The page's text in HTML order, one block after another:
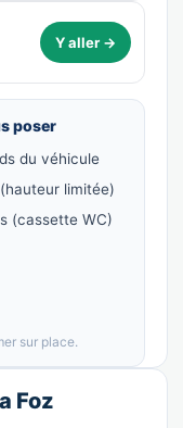
Y aller →
poser
du véhicule
limitée)
(cassette WC)
sur place.
Foz